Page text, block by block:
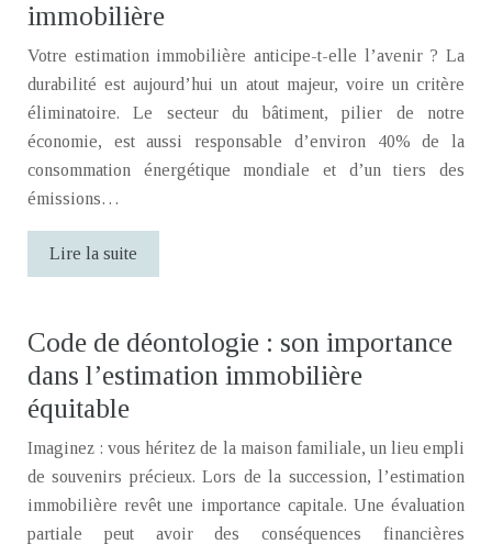
immobilière
Votre estimation immobilière anticipe-t-elle l’avenir ? La
durabilité est aujourd’hui un atout majeur, voire un critère
éliminatoire. Le secteur du bâtiment, pilier de notre
économie, est aussi responsable d’environ 40% de la
consommation énergétique mondiale et d’un tiers des
émissions…
Lire la suite
Code de déontologie : son importance
dans l’estimation immobilière
équitable
Imaginez : vous héritez de la maison familiale, un lieu empli
de souvenirs précieux. Lors de la succession, l’estimation
immobilière revêt une importance capitale. Une évaluation
partiale peut avoir des conséquences financières